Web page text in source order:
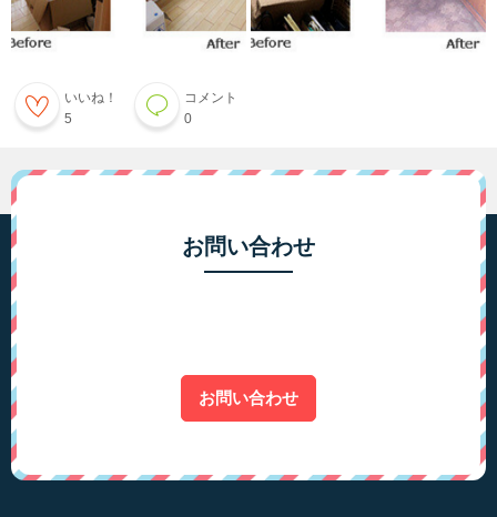
いいね！
5
コメント
0
お問い合わせ
お問い合わせ